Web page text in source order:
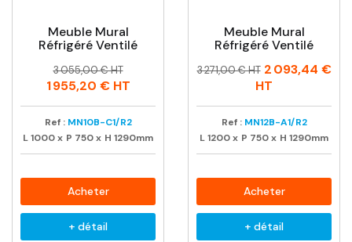
Meuble Mural
Réfrigéré Ventilé
Prix
Prix
habituel
3 055,00 € HT
1 955,20 €HT
Ref : MN10B-C1/R2
L1000x P 750x H 1290mm
Acheter
+ détail
Meuble Mural
Réfrigéré Ventilé
Prix
Prix
3 271,00 € HT 2 093,44 €
HT
Ref : MN12B-A1/R2
L1200x P 750x H 1290mm
Acheter
+ détail